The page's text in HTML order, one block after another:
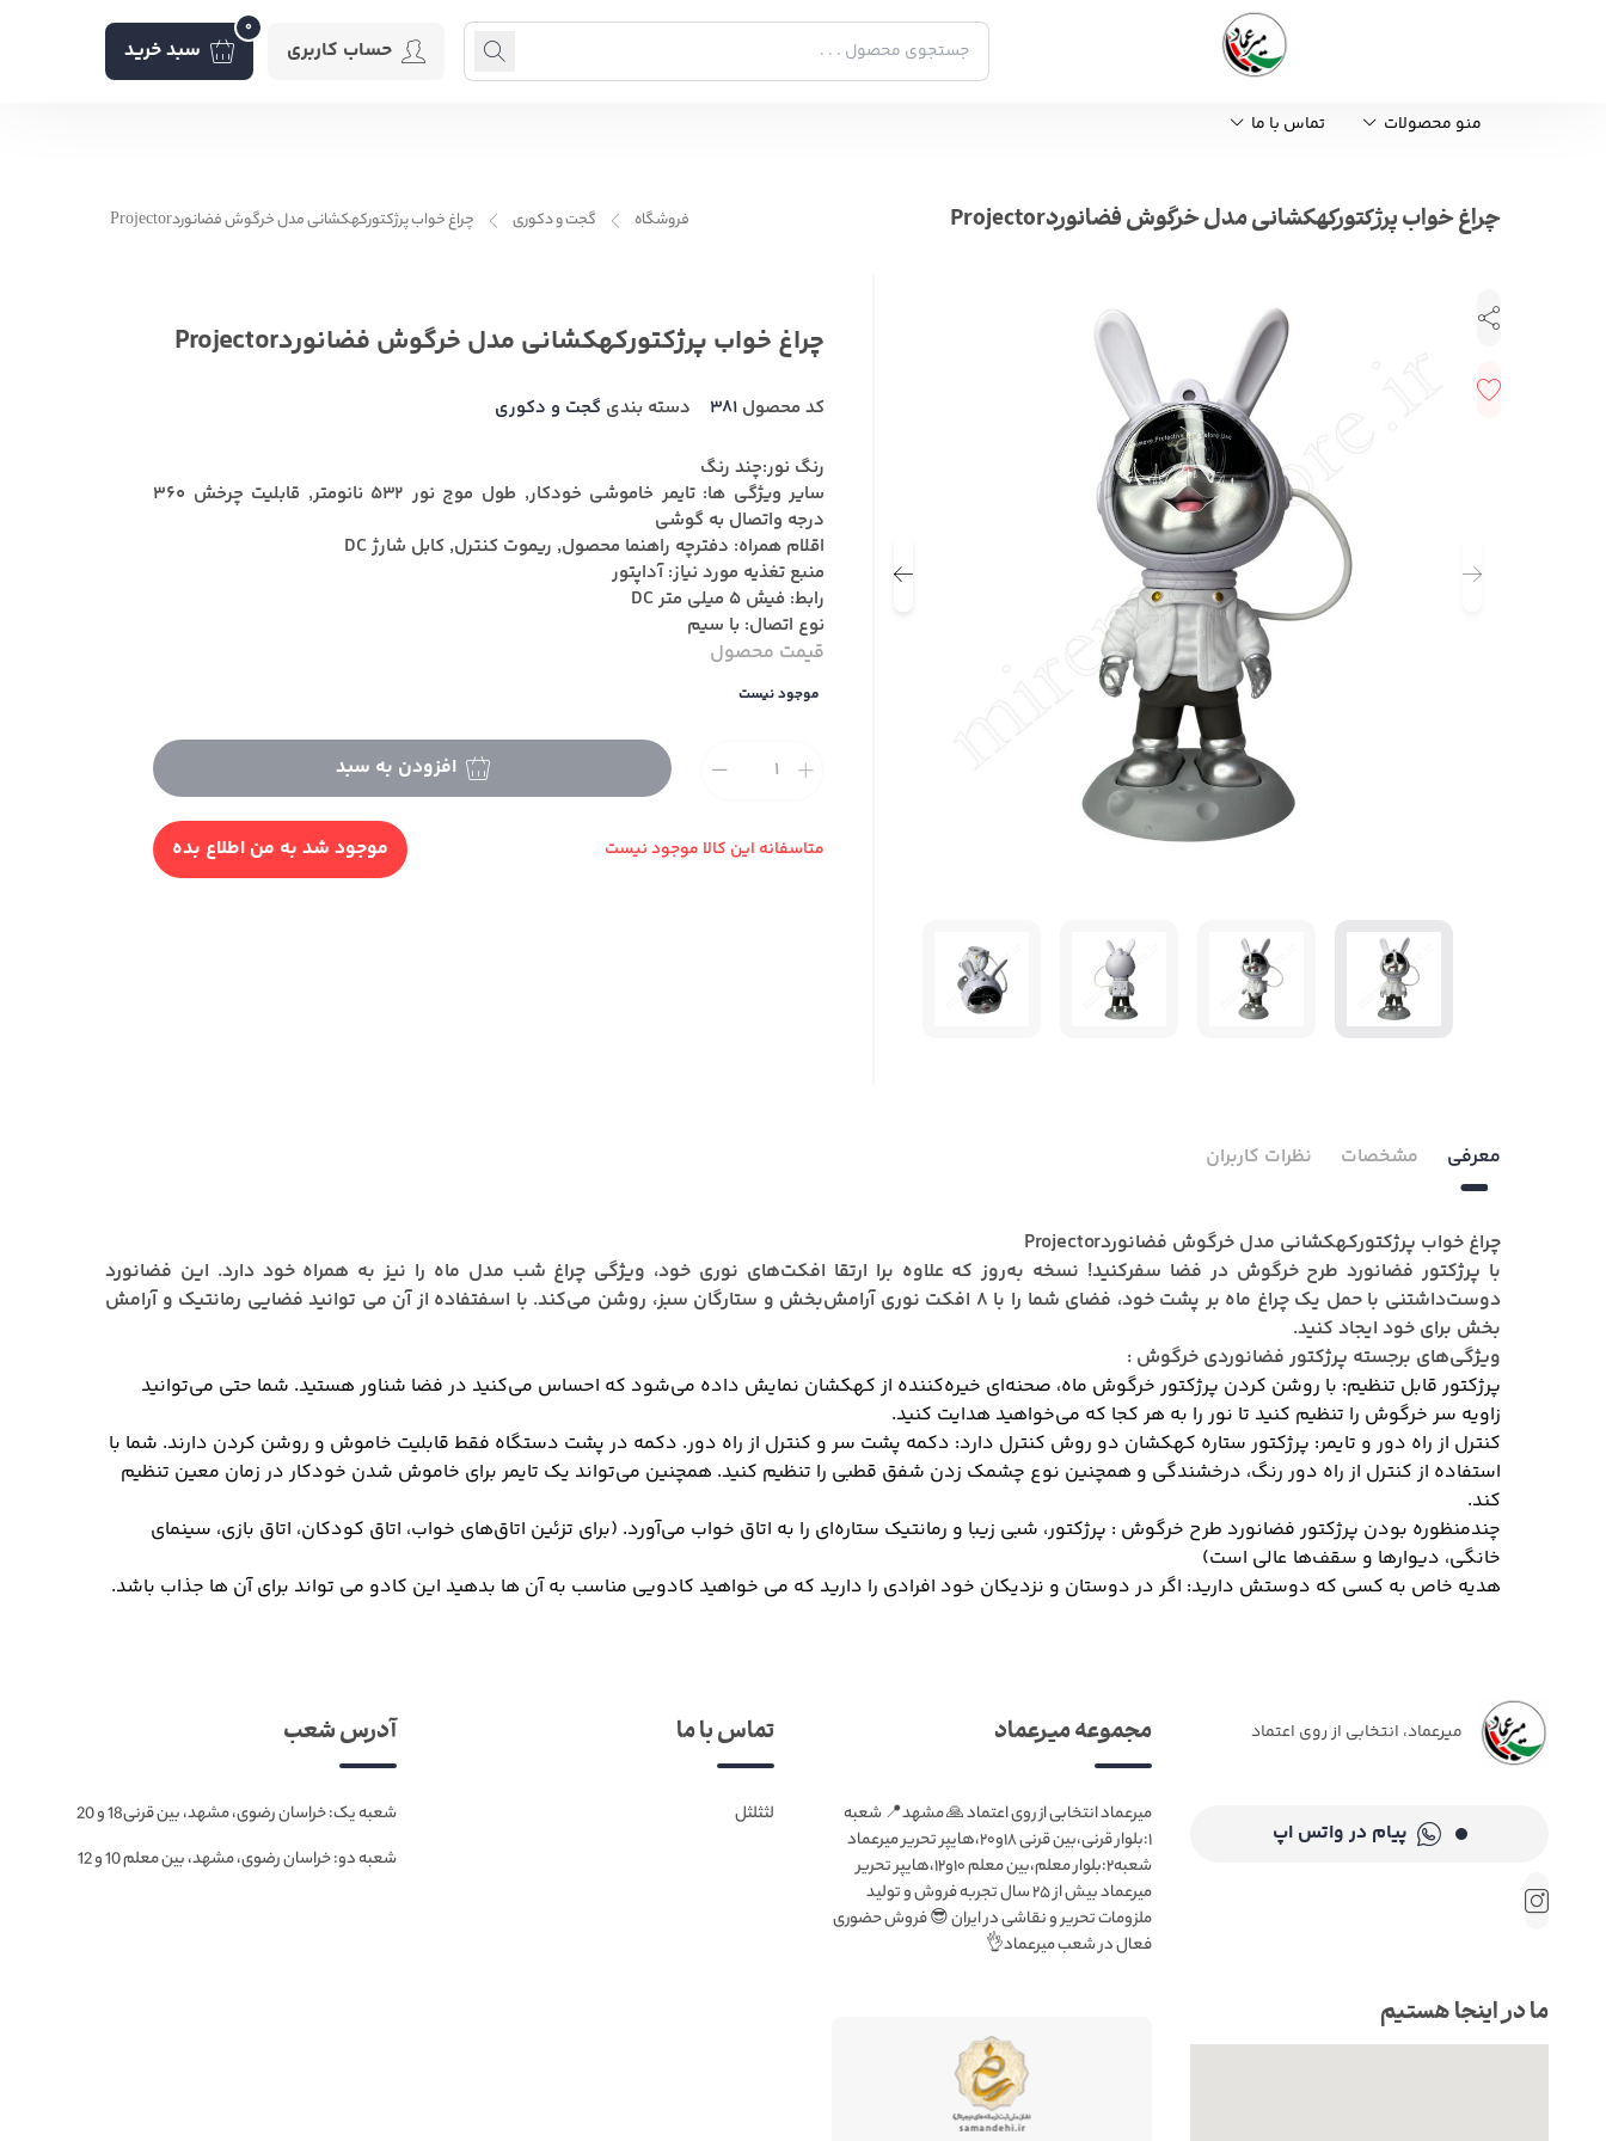
حساب کاربری سبد خرید
0
منو محصولات تماس با ما
چراغ خواب پرژکتورکهکشانی مدل خرگوش فضانوردProjector فروشگاه گجت و دکوری چراغ خواب پرژکتورکهکشانی مدل خرگوش فضانوردProjector
چراغ خواب پرژکتورکهکشانی مدل خرگوش فضانوردProjector
کد محصول 381 دسته بندی گجت و دکوری
رنگ نور:چند رنگ
سایر ویژگی ها: تایمر خاموشی خودکار, طول موج نور 532 نانومتر, قابلیت چرخش 360
درجه واتصال به گوشی
اقلام همراه: دفترچه راهنما محصول, ریموت کنترل, کابل شارژ DC
منبع تغذیه مورد نیاز: آداپتور
رابط: فیش 5 میلی متر DC
نوع اتصال: با سیم
قیمت محصول
موجود نیست
افزودن به سبد
متاسفانه این کالا موجود نیست موجود شد به من اطلاع بده
معرفی مشخصات نظرات کاربران
چراغ خواب پرژکتورکهکشانی مدل خرگوش فضانوردProjector
با پرژکتور فضانورد طرح خرگوش در فضا سفرکنید! نسخه به‌روز که علاوه برا ارتقا افکت‌های نوری خود، ویژگی چراغ شب مدل ماه را نیز به همراه خود دارد. این فضانورد
دوست‌داشتنی با حمل یک چراغ ماه بر پشت خود، فضای شما را با ۸ افکت نوری آرامش‌بخش و ستارگان سبز، روشن می‌کند. با اسفتفاده از آن می توانید فضایی رمانتیک و آرامش‌
بخش برای خود ایجاد کنید.
ویژگی‌های برجسته پرژکتور فضانوردی خرگوش :
پرژکتور قابل تنظیم: با روشن کردن پرژکتور خرگوش ماه، صحنه‌ای خیره‌کننده از کهکشان نمایش داده می‌شود که احساس می‌کنید در فضا شناور هستید. شما حتی می‌توانید
زاویه سر خرگوش را تنظیم کنید تا نور را به هر کجا که می‌خواهید هدایت کنید.
کنترل از راه دور و تایمر: پرژکتور ستاره کهکشان دو روش کنترل دارد: دکمه‌ پشت سر و کنترل از راه دور. دکمه‌ در پشت دستگاه فقط قابلیت خاموش و روشن کردن دارند. شما با
استفاده از کنترل از راه دور رنگ، درخشندگی و همچنین نوع چشمک زدن شفق قطبی را تنظیم کنید. همچنین می‌تواند یک تایمر برای خاموش شدن خودکار در زمان معین تنظیم
کند.
چندمنظوره بودن پرژکتور فضانورد طرح خرگوش : پرژکتور، شبی زیبا و رمانتیک ستاره‌ای را به اتاق خواب می‌آورد. (برای تزئین اتاق‌های خواب، اتاق کودکان، اتاق بازی، سینمای
خانگی، دیوارها و سقف‌ها عالی است)
هدیه خاص به کسی که دوستش دارید: اگر در دوستان و نزدیکان خود افرادی را دارید که می خواهید کادویی مناسب به آن ها بدهید این کادو می تواند برای آن ها جذاب باشد.
میرعماد، انتخابی از روی اعتماد
پیام در واتس اپ
مجموعه میرعماد
میرعماد انتخابی از روی اعتماد 🙏 مشهد📍 شعبه
۱:بلوار قرنی،بین قرنی ۱۸و۲۰،هایپر تحریر میرعماد
شعبه۲:بلوار معلم،بین معلم ۱۰و۱۲،هایپر تحریر
میرعماد بیش از ۲۵ سال تجربه فروش و تولید
ملزومات تحریر و نقاشی در ایران 😎 فروش حضوری
فعال در شعب میرعماد👌
تماس با ما
لثثلثل
آدرس شعب
شعبه یک: خراسان رضوی، مشهد، بین قرنی18 و 20
شعبه دو: خراسان رضوی، مشهد، بین معلم 10 و 12
ما در اینجا هستیم